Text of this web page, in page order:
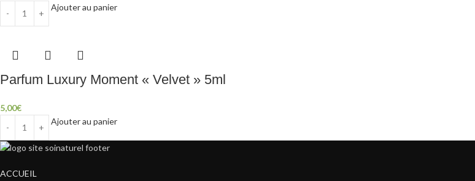
Ajouter au panier
Parfum Luxury Moment « Velvet » 5ml
5,00€
Ajouter au panier
ACCUEIL